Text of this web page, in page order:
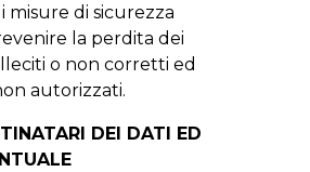
misure di sicurezza
la perdita dei
o non corretti ed
autorizzati.
DEI DATI ED